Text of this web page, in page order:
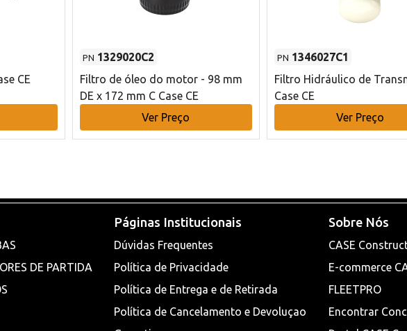
CE
PN 1329020C2
Filtro de óleo do motor - 98 mm
DE x 172 mm C Case CE
Ver Preço
PN 1346027C1
Filtro Hidráulico de
Case CE
Ver Preço
DE PARTIDA
Páginas Institucionais
Dúvidas Frequentes
Política de Privacidade
Política de Entrega e de Retirada
Política de Cancelamento e Devoluçao
Sobre Nós
CASE
E-commerce
FLEETPRO
Encontrar